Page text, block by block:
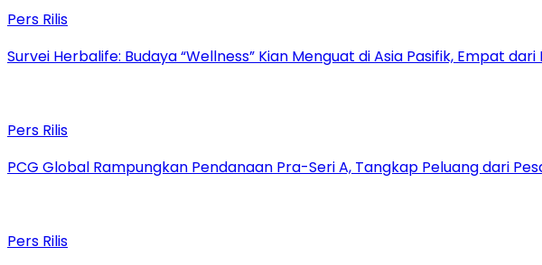
Pers Rilis
Survei Herbalife: Budaya “Wellness” Kian Menguat di Asia Pasifik, Empat
Pers Rilis
PCG Global Rampungkan Pendanaan Pra-Seri A, Tangkap Peluang dari
Pers Rilis